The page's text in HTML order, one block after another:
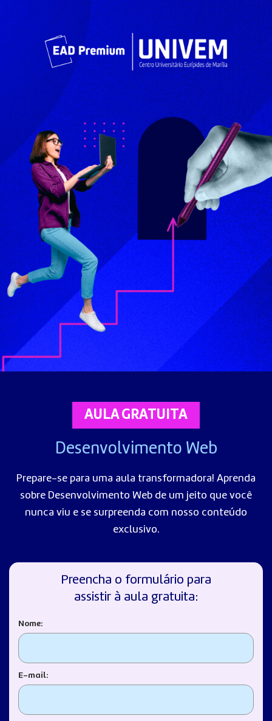
AULA GRATUITA
Desenvolvimento Web
Prepare-se para uma aula transformadora! Aprenda
sobre Desenvolvimento Web de um jeito que você
nunca viu e se surpreenda com nosso conteúdo
exclusivo.
Preencha o formulário para
assistir à aula gratuita:
Nome:
E-mail: